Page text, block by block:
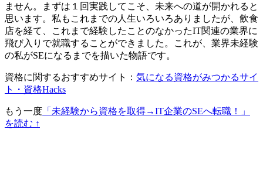
ません。まずは１回実践してこそ、未来への道が開かれると
思います。私もこれまでの人生いろいろありましたが、飲食
店を経て、これまで経験したことのなかったIT関連の業界に
飛び入りで就職することができました。これが、業界未経験
の私がSEになるまでを描いた物語です。
資格に関するおすすめサイト： 気になる資格がみつかるサイ
ト・資格Hacks
もう一度 「未経験から資格を取得→IT企業のSEへ転職！」
を読む ↑